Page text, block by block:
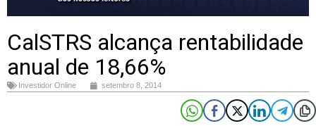
CalSTRS alcança rentabilidade
anual de 18,66%
Investidor Online setembro 8, 2014